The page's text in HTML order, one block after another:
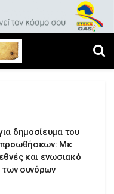
δημοσίευμα του
Με
και ενωσιακό
των συνόρων